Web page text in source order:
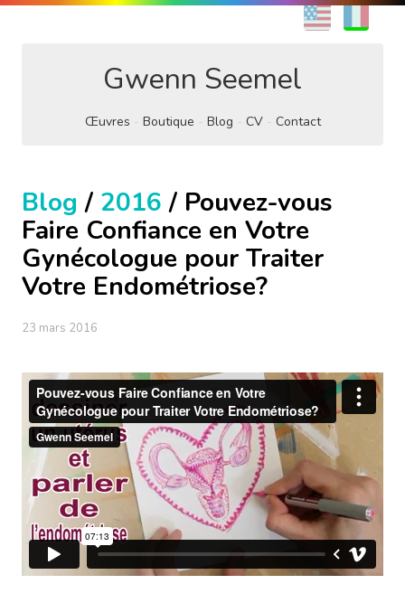
EN
Gwenn Seemel
Œuvres Boutique Blog CV Contact
Blog / 2016 / Pouvez-vous
Faire Confiance en Votre
Gynécologue pour Traiter
Votre Endométriose?
23 mars 2016